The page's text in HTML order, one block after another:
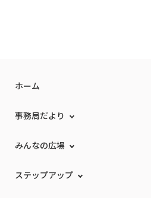
ホーム
事務局だより
みんなの広場
ステップアップ